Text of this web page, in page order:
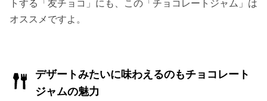
トする「友チョコ」にも、この「チョコレートジャム」は
オススメですよ。
デザートみたいに味わえるのもチョコレート
ジャムの魅力